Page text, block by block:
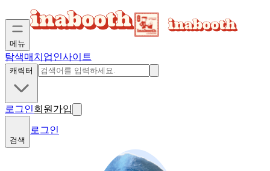
메뉴
탐색매치업인사이트
캐릭터
로그인회원가입
검색
로그인